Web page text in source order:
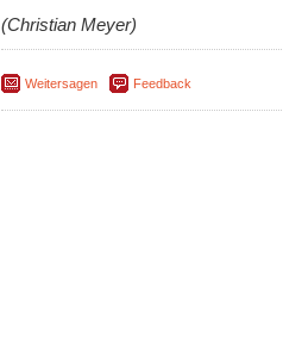
(Christian Meyer)
Weitersagen Feedback